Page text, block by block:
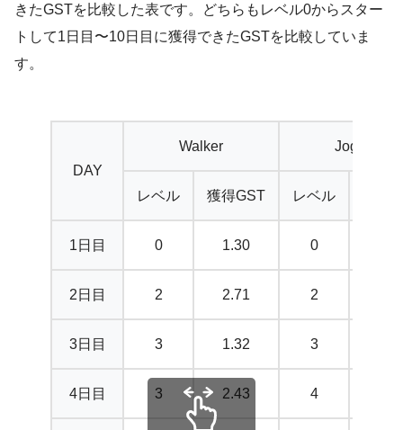
きたGSTを比較した表です。どちらもレベル0からスター
トして1日目〜10日目に獲得できたGSTを比較していま
す。
DAY
Walker Jogger
レベル 獲得GST レベル
1日目 0 1.30 0
2日目 2 2.71 2
3日目 3 1.32 3
4日目 3 2.43 4